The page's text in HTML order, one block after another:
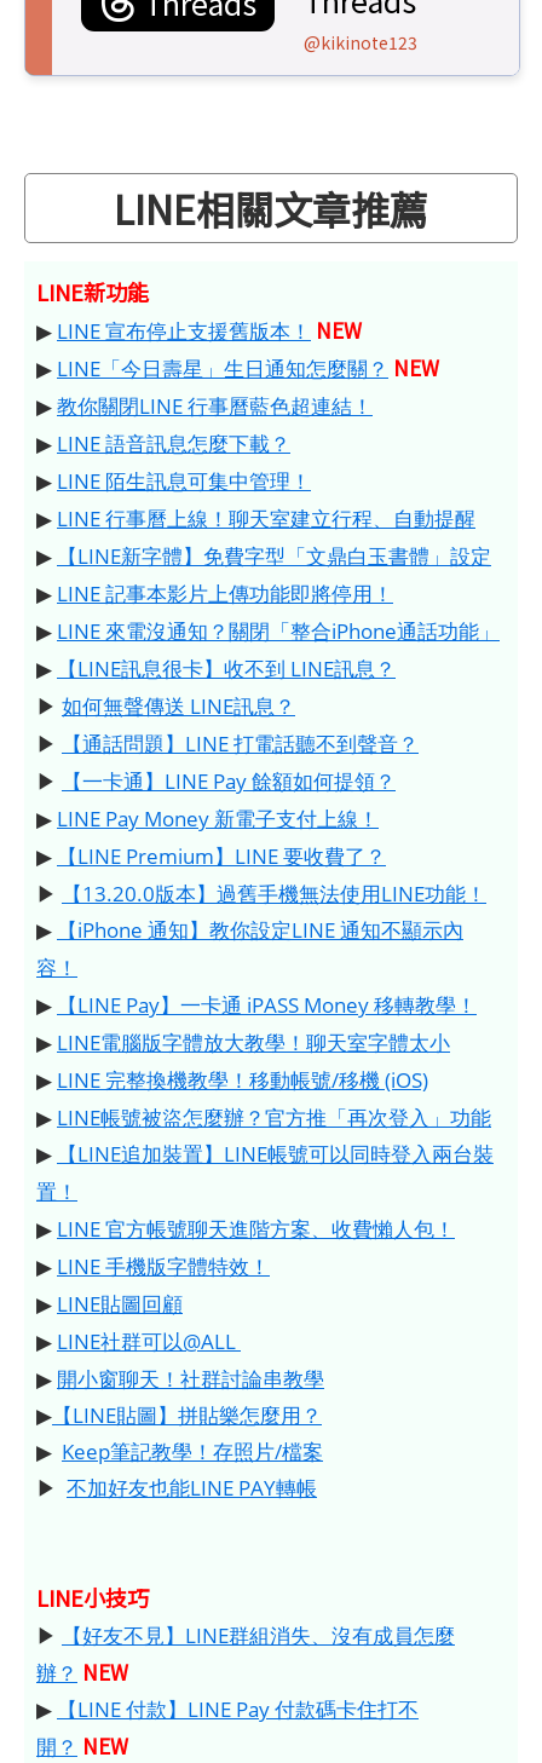
@kikinote123
LINE相關文章推薦
LINE新功能
▶ LINE 宣布停止支援舊版本！ NEW
▶ LINE「今日壽星」生日通知怎麼關？ NEW
▶教你關閉LINE 行事曆藍色超連結！
▶ LINE 語音訊息怎麼下載？
▶ LINE 陌生訊息可集中管理！
▶ LINE 行事曆上線！聊天室建立行程、自動提醒
▶
【LINE新字體】免費字型「文鼎白玉書體」設定
▶ LINE 記事本影片上傳功能即將停用！
▶ LINE 來電沒通知？關閉「整合iPhone通話功能」
▶
【LINE訊息很卡】收不到 LINE訊息？
▶ 如何無聲傳送 LINE訊息？
▶
【通話問題】LINE 打電話聽不到聲音？
▶
【一卡通】LINE Pay 餘額如何提領？
▶ LINE Pay Money 新電子支付上線！
▶
【LINE Premium】LINE 要收費了？
▶
【13.20.0版本】過舊手機無法使用LINE功能！
▶
【iPhone 通知】教你設定LINE 通知不顯示內
容！
▶
【LINE Pay】一卡通 iPASS Money 移轉教學！
▶ LINE電腦版字體放大教學！聊天室字體太小
▶ LINE 完整換機教學！移動帳號/移機 (iOS)
▶ LINE帳號被盜怎麼辦？官方推「再次登入」功能
▶
【LINE追加裝置】LINE帳號可以同時登入兩台裝
置！
▶ LINE 官方帳號聊天進階方案、收費懶人包！
▶ LINE 手機版字體特效！
▶ LINE貼圖回顧
▶ LINE社群可以@ALL
▶ 開小窗聊天！社群討論串教學
▶ 【LINE貼圖】拼貼樂怎麼用？
▶ Keep筆記教學！存照片/檔案
▶ 不加好友也能LINE PAY轉帳
LINE小技巧
▶
【好友不見】LINE群組消失、沒有成員怎麼
辦？ NEW
▶
【LINE 付款】LINE Pay 付款碼卡住打不
開？ NEW